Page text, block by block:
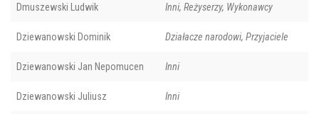
Dmuszewski Ludwik Inni, Reżyserzy, Wykonawcy
Dziewanowski Dominik Działacze narodowi, Przyjaciele
Dziewanowski Jan Nepomucen Inni
Dziewanowski Juliusz Inni